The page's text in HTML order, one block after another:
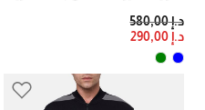
PRICE REDUCED FROM
د.إ 580,00
TO
د.إ 290,00